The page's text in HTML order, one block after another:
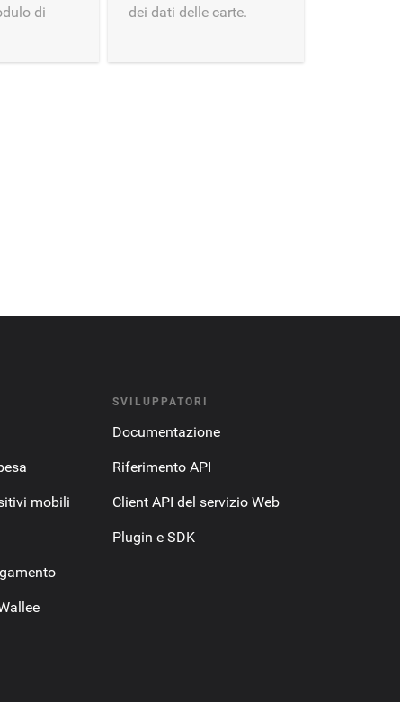
di
dei dati delle carte.
mobili
SVILUPPATORI
Documentazione
Riferimento API
Client API del servizio Web
Plugin e SDK